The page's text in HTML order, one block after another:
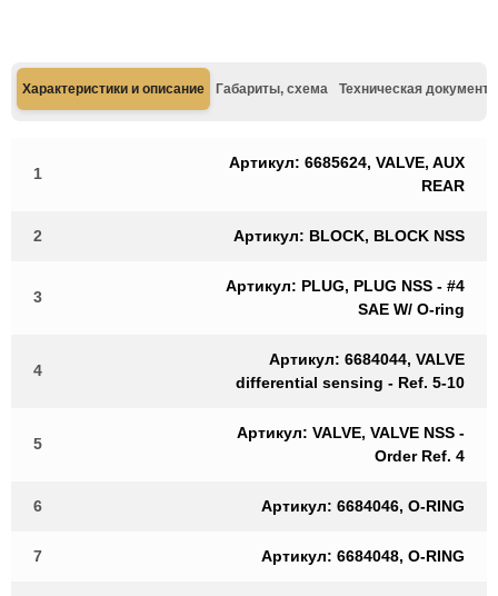
Характеристики и описание Габариты, схема Техническая
1
Артикул: 6685624, VALVE, AUX
REAR
2 Артикул: BLOCK, BLOCK NSS
3
Артикул: PLUG, PLUG NSS - #4
SAE W/ O-ring
4
Артикул: 6684044, VALVE
differential sensing - Ref. 5-10
5
Артикул: VALVE, VALVE NSS -
Order Ref. 4
6 Артикул: 6684046, O-RING
7 Артикул: 6684048, O-RING